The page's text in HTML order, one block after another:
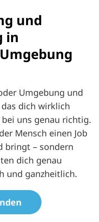
und
in
Umgebung und
das dich wirklich
uns genau richtig.
Mensch einen Job
bringt – sondern
dich genau
und ganzheitlich.